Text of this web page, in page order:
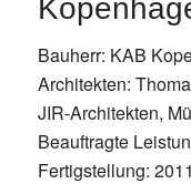
Bauherr: KAB
Architekten:
JIR-Architekten,
Beauftragte
Fertigstellung: 2011